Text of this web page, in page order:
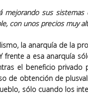
mejorando sus
con unos precios muy
la anarquía de la
frente a esa anarquía
el beneficio
de obtención de
sólo cuando los